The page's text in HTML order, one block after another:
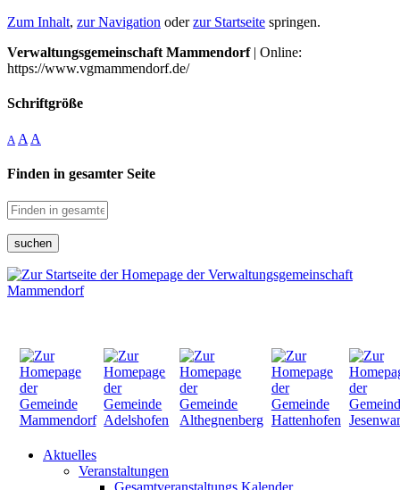
Zum Inhalt, zur Navigation oderzur Startseite springen.
Verwaltungsgemeinschaft Mammendorf| Online:
https://www.vgmammendorf.de/
Schriftgröße
A A A
Finden in gesamter Seite
suchen
Aktuelles
Veranstaltungen
Gesamtveranstaltungs Kalender